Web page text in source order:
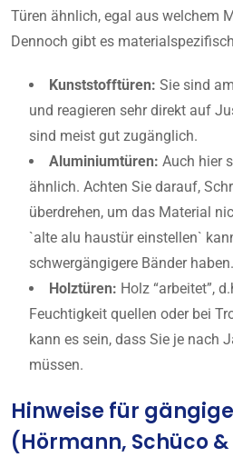
Türen ähnlich, egal aus welchem
Dennoch gibt es
Kunststofftüren: Sie sind
und reagieren sehr direkt auf
sind meist gut zugänglich.
Aluminiumtüren: Auch hier
ähnlich. Achten Sie darauf,
überdrehen, um das Material
`alte alu haustür einstellen`
schwergängigere Bänder haben.
Holztüren: Holz “arbeitet”,
Feuchtigkeit quellen oder bei
kann es sein, dass Sie je nach
müssen.
Hinweise für
(Hörmann, Schüco &